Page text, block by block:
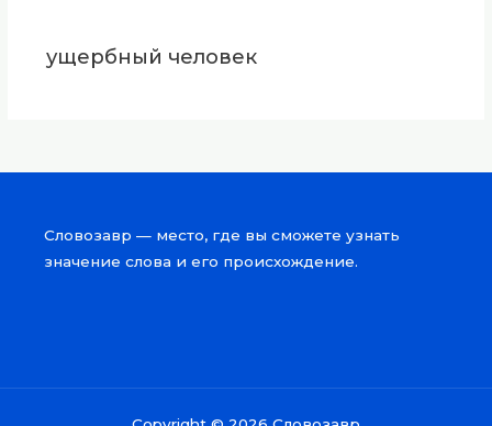
ущербный человек
Словозавр — место, где вы сможете узнать
значение слова и его происхождение.